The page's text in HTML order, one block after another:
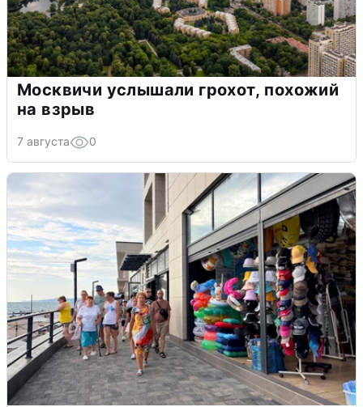
Москвичи услышали грохот, похожий
на взрыв
7 августа 0